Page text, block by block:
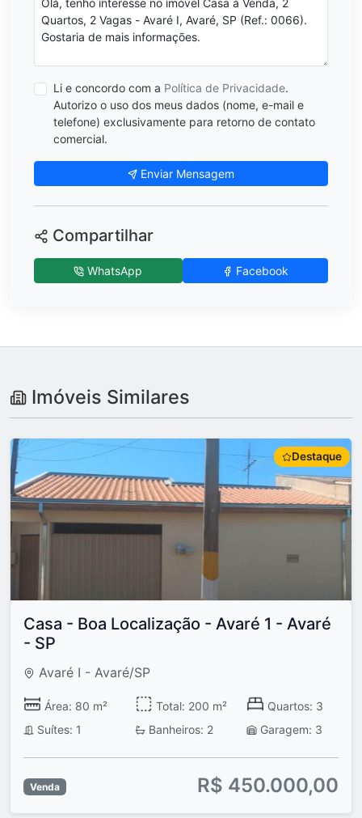
Li e concordo com a Política de Privacidade.
Autorizo o uso dos meus dados (nome, e-mail e
telefone) exclusivamente para retorno de contato
comercial.
Enviar Mensagem
Compartilhar
WhatsApp Facebook
Imóveis Similares
Destaque
Casa - Boa Localização - Avaré 1 - Avaré
- SP
Avaré I - Avaré/SP
Área: 80 m² Total: 200 m²
Quartos: 3
Suítes: 1
Banheiros: 2 Garagem: 3
Venda R$ 450.000,00